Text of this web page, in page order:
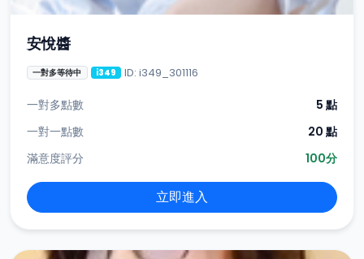
安悅醬
一對多等待中 i349 ID: i349_301116
一對多點數
5 點
一對一點數
20 點
滿意度評分
100分
立即進入